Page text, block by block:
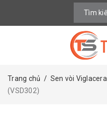
Trang chủ / Sen vòi Viglacera
(VSD302)